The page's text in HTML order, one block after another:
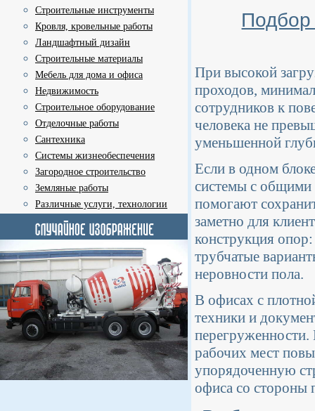
Строительные инструменты
Кровля, кровельные работы
Ландшафтный дизайн
Строительные материалы
Мебель для дома и офиса
Недвижимость
Строительное оборудование
Отделочные работы
Сантехника
Системы жизнеобеспечения
Загородное строительство
Земляные работы
Различные услуги, технологии
Подбор
При высокой
проходов,
сотрудников к
человека не
уменьшенной
Если в одном
системы с общими
помогают
заметно для
конструкция
трубчатые
неровности пола.
В офисах с
техники и
перегруженности.
рабочих мест
упорядоченную
офиса со стороны